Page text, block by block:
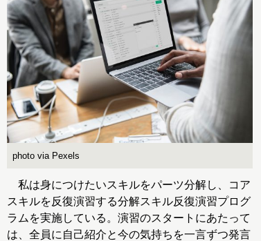
photo via Pexels
私は身につけたいスキルをパーツ分解し、コア
スキルを反復演習する分解スキル反復演習プログ
ラムを実施している。演習のスタートにあたって
は、全員に自己紹介と今の気持ちを一言ずつ発言